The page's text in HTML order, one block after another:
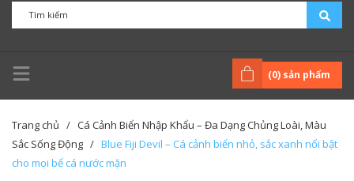
(0) sản phẩm
Trang chủ / Cá Cảnh Biển Nhập Khẩu – Đa Dạng Chủng Loài, Màu
Sắc Sống Động / Blue Fiji Devil – Cá cảnh biển nhỏ, sắc xanh nổi bật
cho mọi bể cá nước mặn